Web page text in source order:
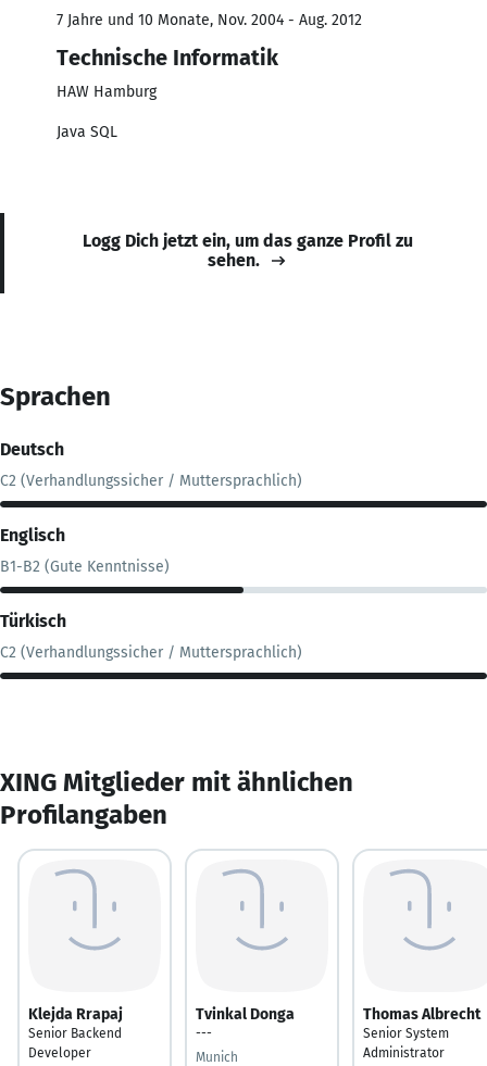
7 Jahre und 10 Monate, Nov. 2004 - Aug. 2012
Technische Informatik
HAW Hamburg
Java SQL
Logg Dich jetzt ein, um das ganze Profil zu
sehen.
Sprachen
Deutsch
C2 (Verhandlungssicher / Muttersprachlich)
Englisch
B1-B2 (Gute Kenntnisse)
Türkisch
C2 (Verhandlungssicher / Muttersprachlich)
XING Mitglieder mit ähnlichen
Profilangaben
Klejda Rrapaj
Senior Backend
Developer
Tvinkal Donga
---
Munich
Thomas Albrecht
Senior System
Administrator